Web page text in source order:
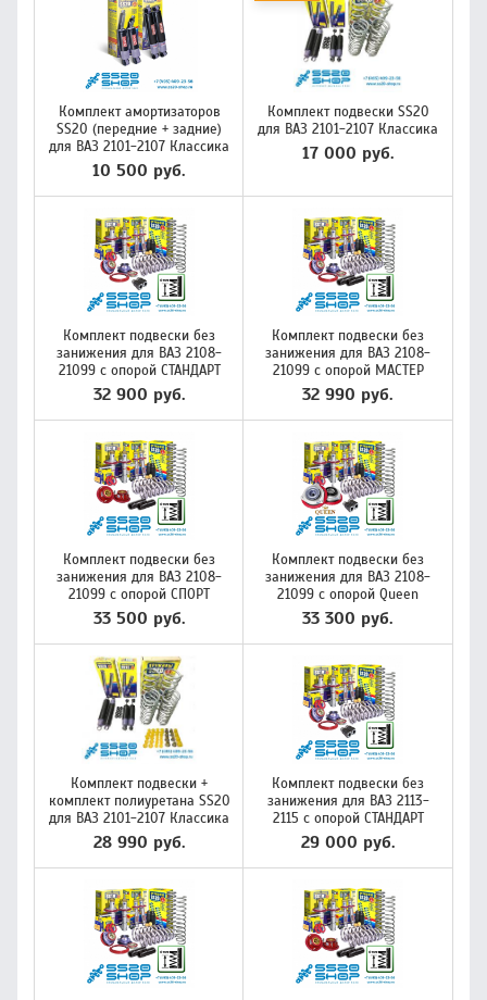
Комплект амортизаторов
SS20 (передние + задние)
для ВАЗ 2101-2107 Классика
10 500 руб.
Комплект подвески SS20
для ВАЗ 2101-2107 Классика
17 000 руб.
Комплект подвески без
занижения для ВАЗ 2108-
21099 с опорой СТАНДАРТ
32 900 руб.
Комплект подвески без
занижения для ВАЗ 2108-
21099 с опорой МАСТЕР
32 990 руб.
Комплект подвески без
занижения для ВАЗ 2108-
21099 с опорой СПОРТ
33 500 руб.
Комплект подвески без
занижения для ВАЗ 2108-
21099 с опорой Queen
33 300 руб.
Комплект подвески +
комплект полиуретана SS20
для ВАЗ 2101-2107 Классика
28 990 руб.
Комплект подвески без
занижения для ВАЗ 2113-
2115 с опорой СТАНДАРТ
29 000 руб.